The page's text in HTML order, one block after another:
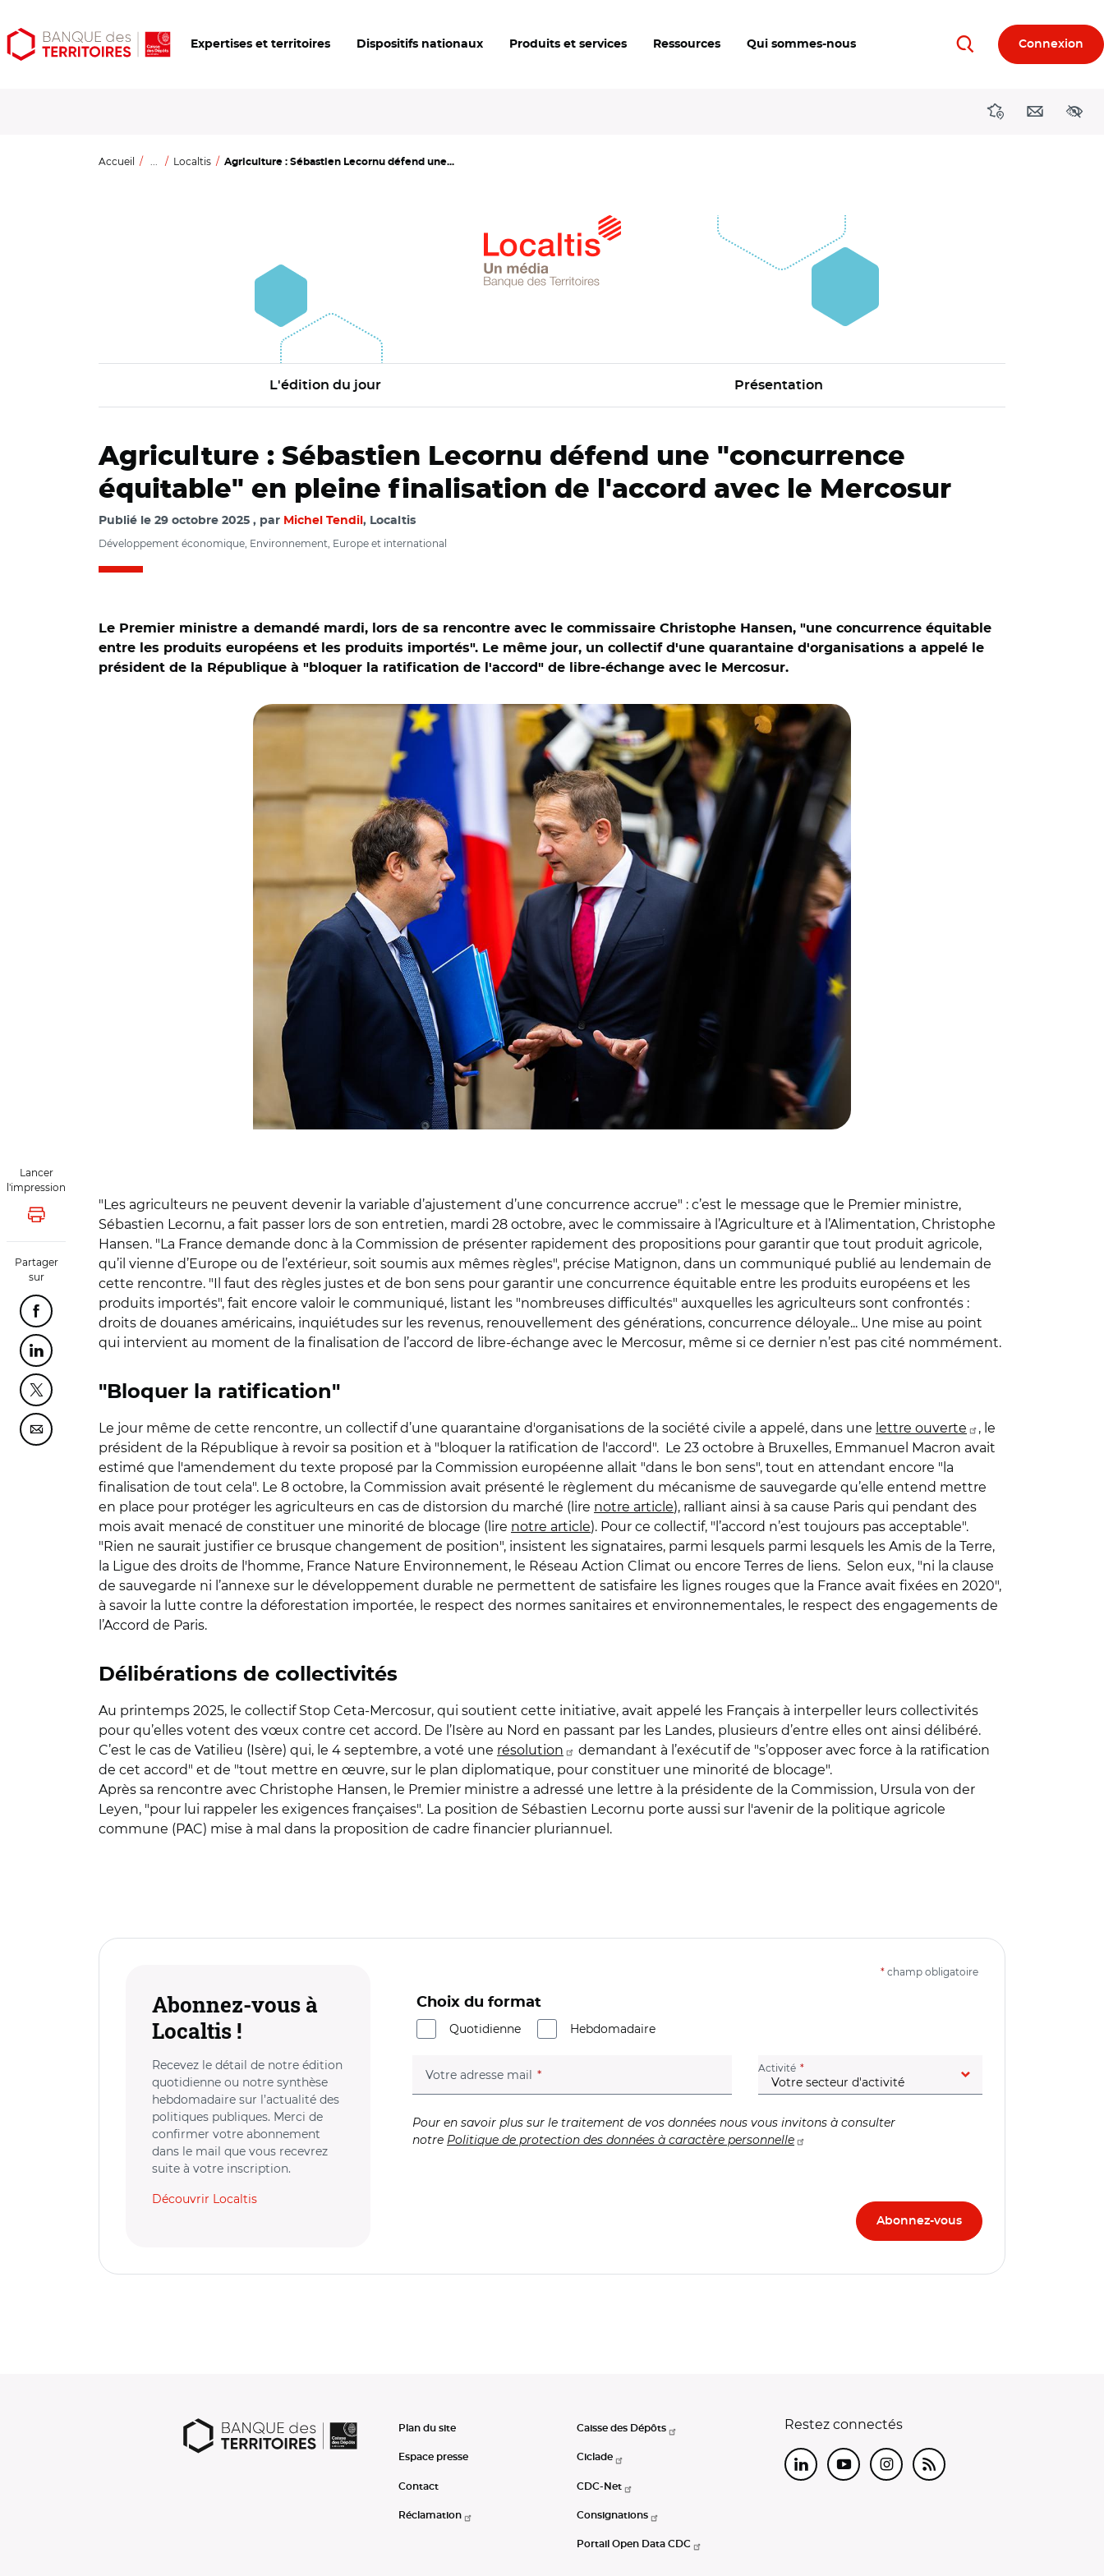
Aller
au
Aller
au
Ouvrir
les
Expertises et territoires Dispositifs nationaux Produits et services Ressources Qui sommes-nous RechercherConnexion
DirectionsContact
Accueil ... Localtis Agriculture : Sébastien Lecornu défend une...
L'édition du jour Présentation
Lancer
l'impression
Lancer l'impression
Partager
sur
Partager cette page sur Facebook
Partager cette page sur Linkedin
Partager cette page sur Twitter
Partager cette page sur Courriel
Agriculture : Sébastien Lecornu défend une "concurrence
équitable" en pleine finalisation de l'accord avec le Mercosur
Publié le 29 octobre 2025 par Michel Tendil , Localtis
Développement économique, Environnement, Europe et international
Le Premier ministre a demandé mardi, lors de sa rencontre avec le commissaire Christophe Hansen, "une concurrence équitable
entre les produits européens et les produits importés". Le même jour, un collectif d'une quarantaine d'organisations a appelé le
président de la République à "bloquer la ratification de l'accord" de libre-échange avec le Mercosur.
"Les agriculteurs ne peuvent devenir la variable d’ajustement d’une concurrence accrue" : c’est le message que le Premier ministre,
Sébastien Lecornu, a fait passer lors de son entretien, mardi 28 octobre, avec le commissaire à l’Agriculture et à l’Alimentation, Christophe
Hansen. "La France demande donc à la Commission de présenter rapidement des propositions pour garantir que tout produit agricole,
qu’il vienne d’Europe ou de l’extérieur, soit soumis aux mêmes règles", précise Matignon, dans un communiqué publié au lendemain de
cette rencontre. "Il faut des règles justes et de bon sens pour garantir une concurrence équitable entre les produits européens et les
produits importés", fait encore valoir le communiqué, listant les "nombreuses difficultés" auxquelles les agriculteurs sont confrontés :
droits de douanes américains, inquiétudes sur les revenus, renouvellement des générations, concurrence déloyale... Une mise au point
qui intervient au moment de la finalisation de l’accord de libre-échange avec le Mercosur, même si ce dernier n’est pas cité nommément.
"Bloquer la ratification"
Le jour même de cette rencontre, un collectif d’une quarantaine d'organisations de la société civile a appelé, dans une lettre ouverte
, le
président de la République à revoir sa position et à "bloquer la ratification de l'accord". Le 23 octobre à Bruxelles, Emmanuel Macron avait
estimé que l'amendement du texte proposé par la Commission européenne allait "dans le bon sens", tout en attendant encore "la
finalisation de tout cela". Le 8 octobre, la Commission avait présenté le règlement du mécanisme de sauvegarde qu’elle entend mettre
en place pour protéger les agriculteurs en cas de distorsion du marché (lire notre article), ralliant ainsi à sa cause Paris qui pendant des
mois avait menacé de constituer une minorité de blocage (lire notre article). Pour ce collectif, "l’accord n’est toujours pas acceptable".
"Rien ne saurait justifier ce brusque changement de position", insistent les signataires, parmi lesquels parmi lesquels les Amis de la Terre,
la Ligue des droits de l'homme, France Nature Environnement, le Réseau Action Climat ou encore Terres de liens. Selon eux, "ni la clause
de sauvegarde ni l’annexe sur le développement durable ne permettent de satisfaire les lignes rouges que la France avait fixées en 2020",
à savoir la lutte contre la déforestation importée, le respect des normes sanitaires et environnementales, le respect des engagements de
l’Accord de Paris.
Délibérations de collectivités
Au printemps 2025, le collectif Stop Ceta-Mercosur, qui soutient cette initiative, avait appelé les Français à interpeller leurs collectivités
pour qu’elles votent des vœux contre cet accord. De l’Isère au Nord en passant par les Landes, plusieurs d’entre elles ont ainsi délibéré.
C’est le cas de Vatilieu (Isère) qui, le 4 septembre, a voté une résolution
demandant à l’exécutif de "s’opposer avec force à la ratification
de cet accord" et de "tout mettre en œuvre, sur le plan diplomatique, pour constituer une minorité de blocage".
Après sa rencontre avec Christophe Hansen, le Premier ministre a adressé une lettre à la présidente de la Commission, Ursula von der
Leyen, "pour lui rappeler les exigences françaises". La position de Sébastien Lecornu porte aussi sur l'avenir de la politique agricole
commune (PAC) mise à mal dans la proposition de cadre financier pluriannuel.
Abonnez-vous à
Localtis !
Recevez le détail de notre édition
quotidienne ou notre synthèse
hebdomadaire sur l’actualité des
politiques publiques. Merci de
confirmer votre abonnement
dans le mail que vous recevrez
suite à votre inscription.
Découvrir Localtis
* champ obligatoire
Choix du format
Quotidienne
Hebdomadaire
Votre adresse mail (champ obligatoire) Activité (champ obligatoire)
Pour en savoir plus sur le traitement de vos données nous vous invitons à consulter
notre Politique de protection des données à caractère personnelle
Plan du site
Espace presse
Contact
Réclamation
Caisse des Dépôts
Ciclade
CDC-Net
Consignations
Portail Open Data CDC
Restez connectés
LinkedInYoutubeInstagram
RSS